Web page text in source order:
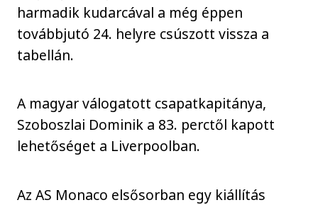
harmadik kudarcával a még éppen
továbbjutó 24. helyre csúszott vissza a
tabellán.
A magyar válogatott csapatkapitánya,
Szoboszlai Dominik a 83. perctől kapott
lehetőséget a Liverpoolban.
Az AS Monaco elsősorban egy kiállítás